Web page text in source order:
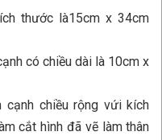
thước là15cm x 34cm
có chiều dài là 10cm x
chiều rộng vứi kích
cắt hình đã vẽ làm thân